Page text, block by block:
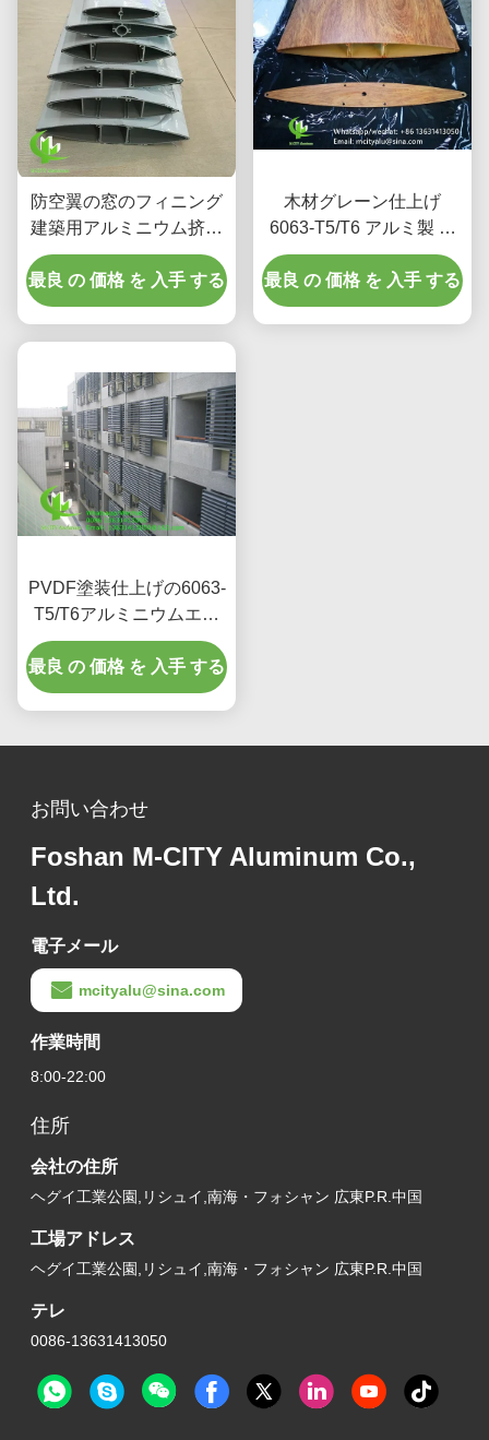
防空翼の窓のフィニング
建築用アルミニウム挤出
窓 防空翼の窓の粉末塗装
最良 の 価格 を 入手 する
木材グレーン仕上げ
6063-T5/T6 アルミ製 エ
アロフォイル ローバー
100mm から 600mm 幅の
建築面壁
最良 の 価格 を 入手 する
PVDF塗装仕上げの6063-
T5/T6アルミニウムエア
ロフォイルルーバー、幅
100mm-600mm、ファサ
ードおよび窓の日よけ用
最良 の 価格 を 入手 する
お問い合わせ
Foshan M-CITY Aluminum Co.,
Ltd.
電子メール
mcityalu@sina.com
作業時間
8:00-22:00
住所
会社の住所
ヘグイ工業公園,リシュイ,南海・フォシャン 広東P.R.中国
工場アドレス
ヘグイ工業公園,リシュイ,南海・フォシャン 広東P.R.中国
テレ
0086-13631413050